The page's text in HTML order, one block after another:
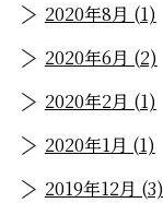
2020年8月 (1)
2020年6月 (2)
2020年2月 (1)
2020年1月 (1)
2019年12月 (3)